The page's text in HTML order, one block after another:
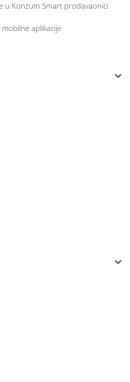
u Konzum Smart prodavaonici
aplikacije